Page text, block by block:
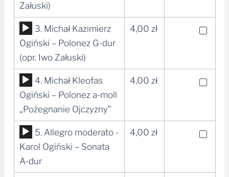
Załuski)
Odtwarzacz
plików
dźwiękowych
3. Michał Kazimierz
Ogiński – Polonez G-dur
(opr. Iwo Załuski)
4,00 zł
Odtwarzacz
plików
dźwiękowych
4. Michał Kleofas
Ogiński – Polonez a-moll
„Pożegnanie Ojczyzny”
4,00 zł
Odtwarzacz
plików
dźwiękowych
5. Allegro moderato -
Karol Ogiński – Sonata
A-dur
4,00 zł